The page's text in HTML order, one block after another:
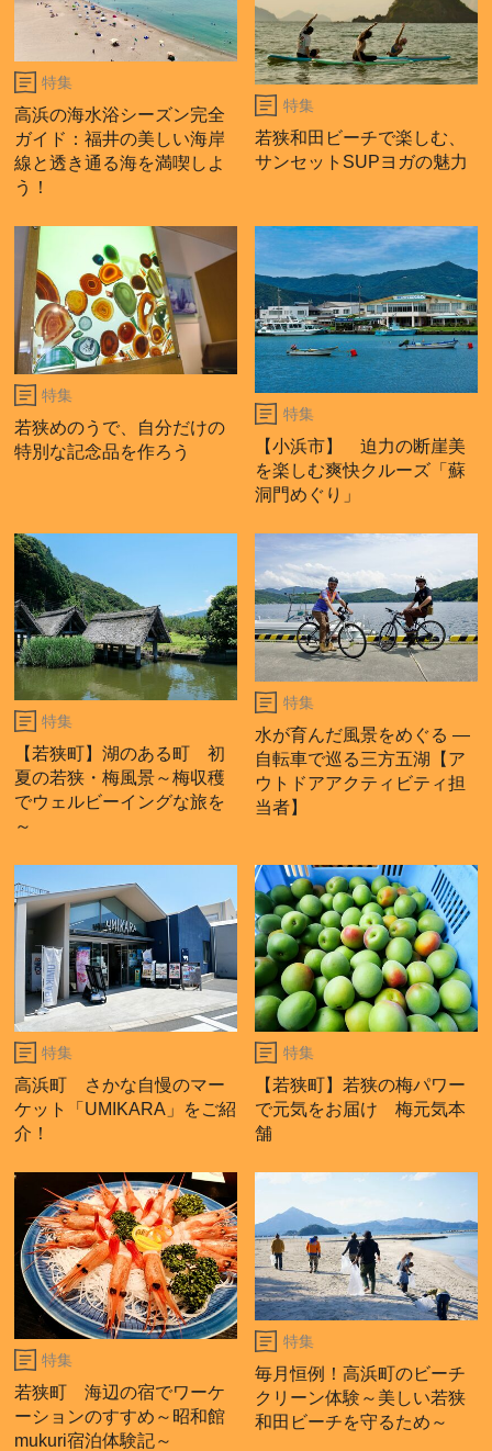
特集
高浜の海水浴シーズン完全
ガイド：福井の美しい海岸
線と透き通る海を満喫しよ
う！
特集
若狭和田ビーチで楽しむ、
サンセットSUPヨガの魅力
特集
若狭めのうで、自分だけの
特別な記念品を作ろう
特集
【小浜市】 迫力の断崖美
を楽しむ爽快クルーズ「蘇
洞門めぐり」
特集
【若狭町】湖のある町 初
夏の若狭・梅風景～梅収穫
でウェルビーイングな旅を
～
特集
水が育んだ風景をめぐる ―
自転車で巡る三方五湖【ア
ウトドアアクティビティ担
当者】
特集
高浜町 さかな自慢のマー
ケット「UMIKARA」をご紹
介！
特集
【若狭町】若狭の梅パワー
で元気をお届け 梅元気本
舗
特集
若狭町 海辺の宿でワーケ
ーションのすすめ～昭和館
mukuri宿泊体験記～
特集
毎月恒例！高浜町のビーチ
クリーン体験～美しい若狭
和田ビーチを守るため～